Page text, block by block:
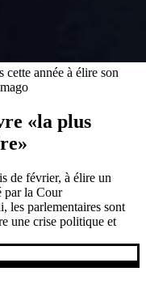
année à élire son
«la plus
de février, à élire un
par la Cour
les parlementaires sont
une crise politique et